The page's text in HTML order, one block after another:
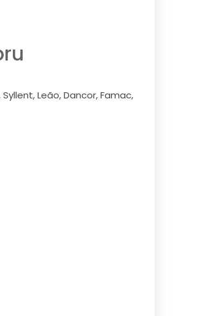
Leão, Dancor, Famac,